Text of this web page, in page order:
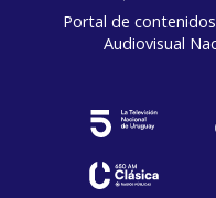
Portal de
Audiovisual